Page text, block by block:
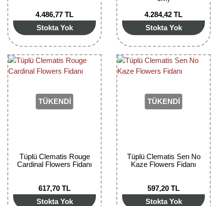
4.486,77 TL
Stokta Yok
4.284,42 TL
Stokta Yok
TÜKENDİ
Tüplü Clematis Rouge
Cardinal Flowers Fidanı
617,70 TL
Stokta Yok
TÜKENDİ
Tüplü Clematis Sen No
Kaze Flowers Fidanı
597,20 TL
Stokta Yok